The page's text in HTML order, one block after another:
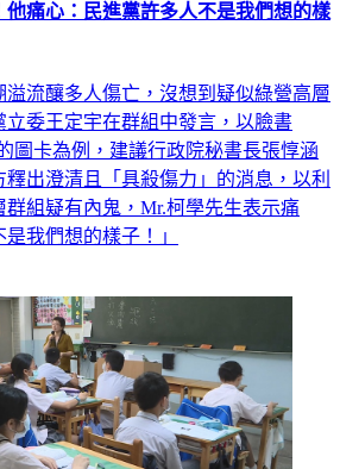
痛心：民進黨許多人不是我們想的樣
流釀多人傷亡，沒想到疑似綠營高層
委王定宇在群組中發言，以臉書
圖卡為例，建議行政院秘書長張惇涵
出澄清且「具殺傷力」的消息，以利
組疑有內鬼，Mr.柯學先生表示痛
我們想的樣子！」